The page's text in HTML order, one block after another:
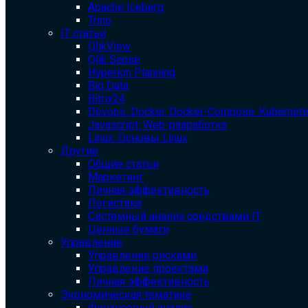
Apache Iceberg
Trino
IT статьи
QlikView
Qlik Sense
Hyperion Planning
Big Data
Bitrix24
Devops. Docker. Docker-Compose.
Javascript. Web-разработка
Linux. Основы Linux
Другие
Общие статьи
Маркетинг
Личная эффективность
Логистика
Системный анализ средствами IT
Ценные бумаги
Управление
Управление рисками
Управление проектами
Личная эффективность
Экономическая тематика